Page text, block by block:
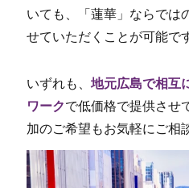
いても、「蓮華」ならでは
せていただくことが可能で
いずれも、 地元広島で相互
ワークで低価格で提供させ
加のご希望もお気軽にご相